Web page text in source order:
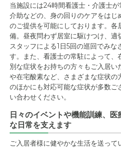
当施設には24時間看護士・介護士
介助などの、身の回りのケアをはじ
のご提供を可能にしております。各
備。昼夜問わず居室に駆けつけ、適
スタッフによる1日5回の巡回でみな
す。また、看護士の常駐によって
別な症状をお持ちの方々もご入居
や在宅酸素など、さまざまな症状の
のほかにも対応可能な症状が多数ご
い合わせください。
日々のイベントや機能訓練、
な日常を支えます
ご入居者様に健やかな生活を送って